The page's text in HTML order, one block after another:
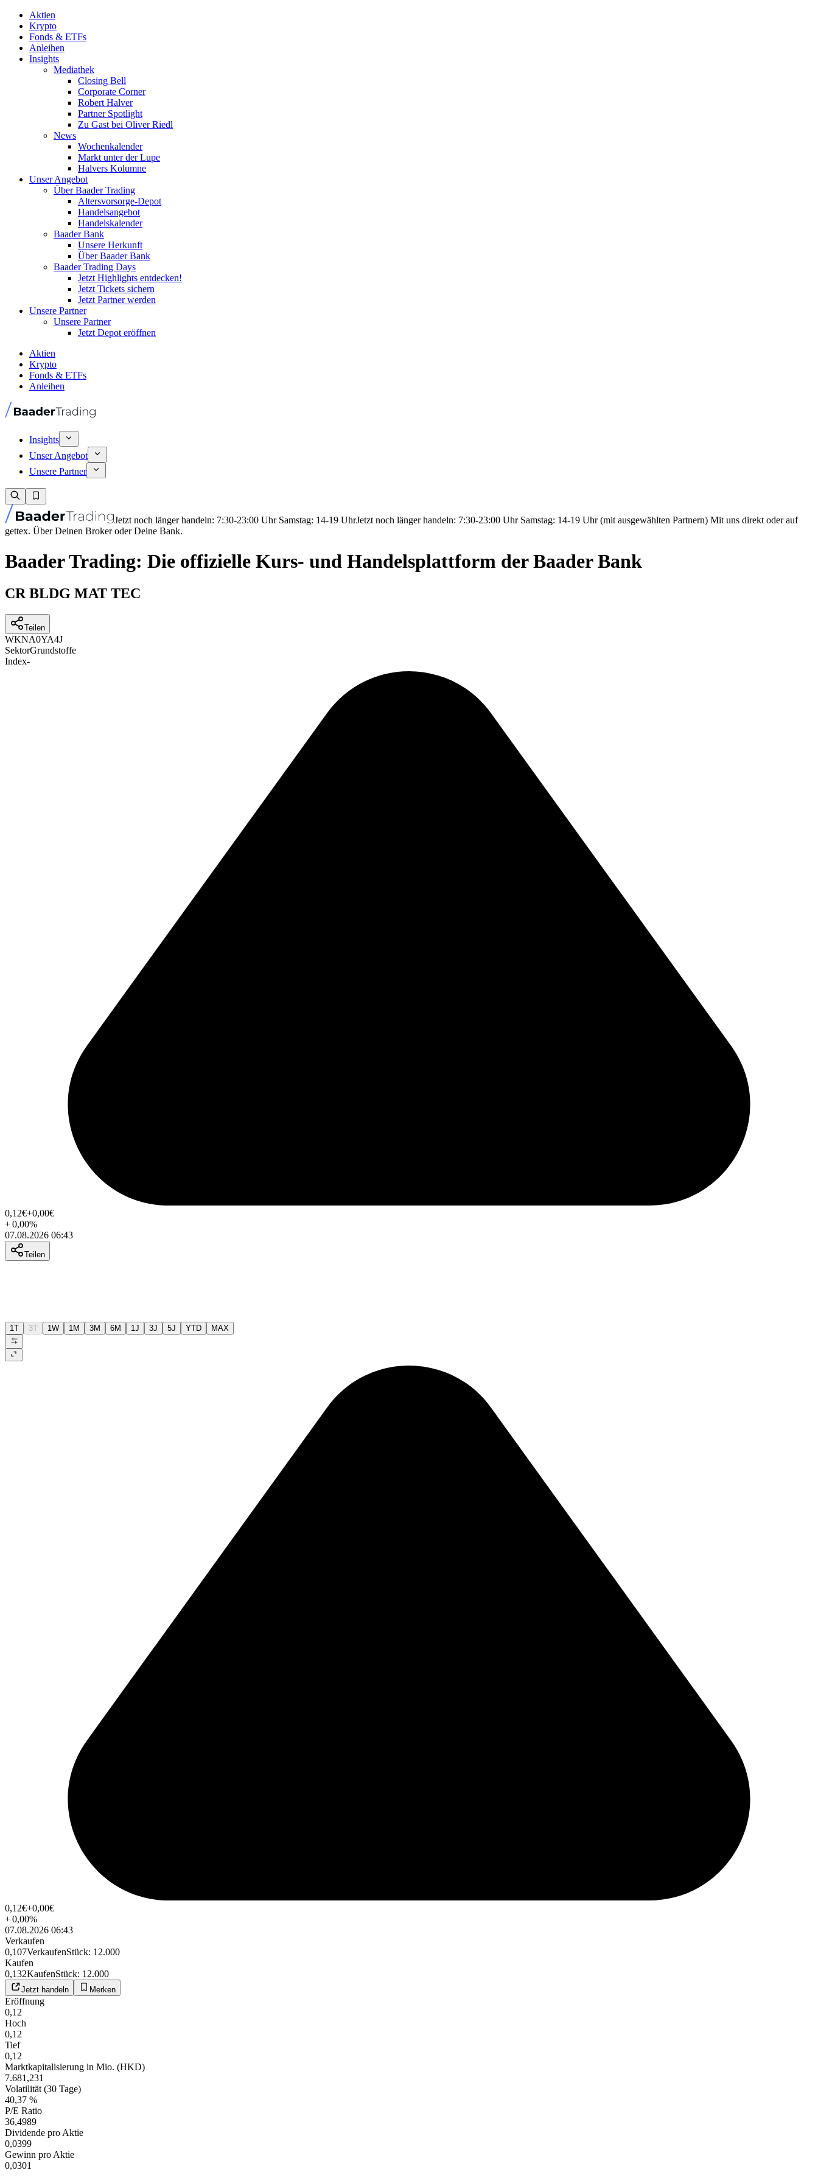
Aktien
Krypto
Fonds & ETFs
Anleihen
Insights
Mediathek
Closing Bell
Corporate Corner
Robert Halver
Partner Spotlight
Zu Gast bei Oliver Riedl
News
Wochenkalender
Markt unter der Lupe
Halvers Kolumne
Unser Angebot
Über Baader Trading
Altersvorsorge-Depot
Handelsangebot
Handelskalender
Baader Bank
Unsere Herkunft
Über Baader Bank
Baader Trading Days
Jetzt Highlights entdecken!
Jetzt Tickets sichern
Jetzt Partner werden
Unsere Partner
Unsere Partner
Jetzt Depot eröffnen
Aktien
Krypto
Fonds & ETFs
Anleihen
Insights
Unser Angebot
Unsere Partner
Jetzt noch länger handeln: 7:30-23:00 Uhr Samstag: 14-19 UhrJetzt noch länger handeln: 7:30-23:00 Uhr Samstag: 14-19 Uhr (mit ausgewählten Partnern) Mit uns direkt oder auf
gettex. Über Deinen Broker oder Deine Bank.
Baader Trading: Die offizielle Kurs- und Handelsplattform der Baader Bank
CR BLDG MAT TEC
Teilen
WKNA0YA4J
SektorGrundstoffe
Index-
0,12€+0,00€
+0,00%
07.08.2026 06:43
Teilen
1T 3T 1W 1M 3M 6M 1J 3J 5J YTD MAX
0,12€+0,00€
+0,00%
07.08.2026 06:43
Verkaufen
0,107VerkaufenStück: 12.000
Kaufen
0,132KaufenStück: 12.000
Jetzt handeln Merken
Eröffnung
0,12
Hoch
0,12
Tief
0,12
Marktkapitalisierung in Mio. (HKD)
7.681,231
Volatilität (30 Tage)
40,37 %
P/E Ratio
36,4989
Dividende pro Aktie
0,0399
Gewinn pro Aktie
0,0301